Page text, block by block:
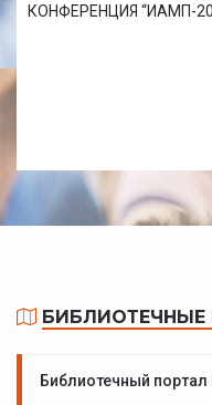
КОНФЕРЕНЦИЯ “ИАМП-
БИБЛИОТЕЧНЫЕ
Библиотечный